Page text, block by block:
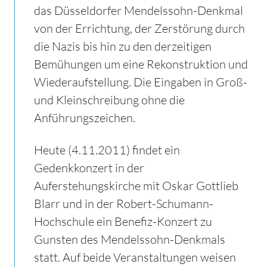
das Düsseldorfer Mendelssohn-Denkmal
von der Errichtung, der Zerstörung durch
die Nazis bis hin zu den derzeitigen
Bemühungen um eine Rekonstruktion und
Wiederaufstellung. Die Eingaben in Groß-
und Kleinschreibung ohne die
Anführungszeichen.
Heute (4.11.2011) findet ein
Gedenkkonzert in der
Auferstehungskirche mit Oskar Gottlieb
Blarr und in der Robert-Schumann-
Hochschule ein Benefiz-Konzert zu
Gunsten des Mendelssohn-Denkmals
statt. Auf beide Veranstaltungen weisen